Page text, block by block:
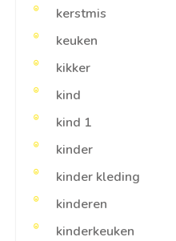
kerstmis
keuken
kikker
kind
kind 1
kinder
kinder kleding
kinderen
kinderkeuken